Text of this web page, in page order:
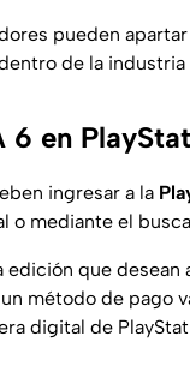
pueden
de la
6 en
ingresar a la
o mediante el
que desean
método de pago
digital de